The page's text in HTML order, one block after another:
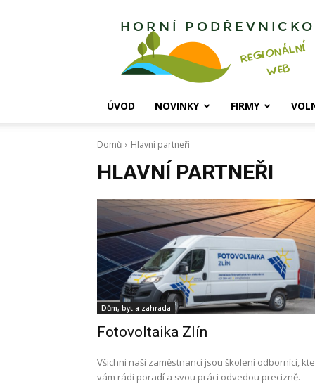
Horní
ÚVOD NOVINKY FIRMY
Domů Hlavní partneři
HLAVNÍ PARTNEŘI
Dům, byt a zahrada
Fotovoltaika Zlín
Všichni naši zaměstnanci jsou školení odborníci,
vám rádi poradí a svou práci odvedou precizně.